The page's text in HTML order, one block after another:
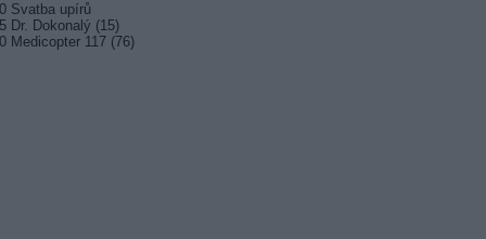
Svatba upírů
Dr. Dokonalý (15)
Medicopter 117 (76)